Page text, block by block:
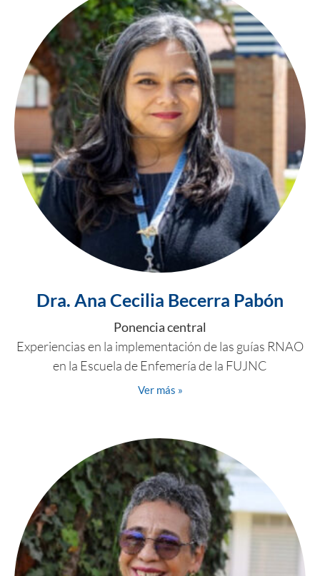
Dra. Ana Cecilia Becerra Pabón
Ponencia central
Experiencias en la implementación de las guías RNAO
en la Escuela de Enfemería de la FUJNC
Ver más »